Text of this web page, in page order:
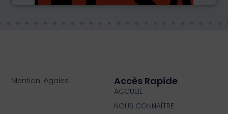
Accès Rapide
ACCUEIL
NOUS CONNAÎTRE
Mention légales